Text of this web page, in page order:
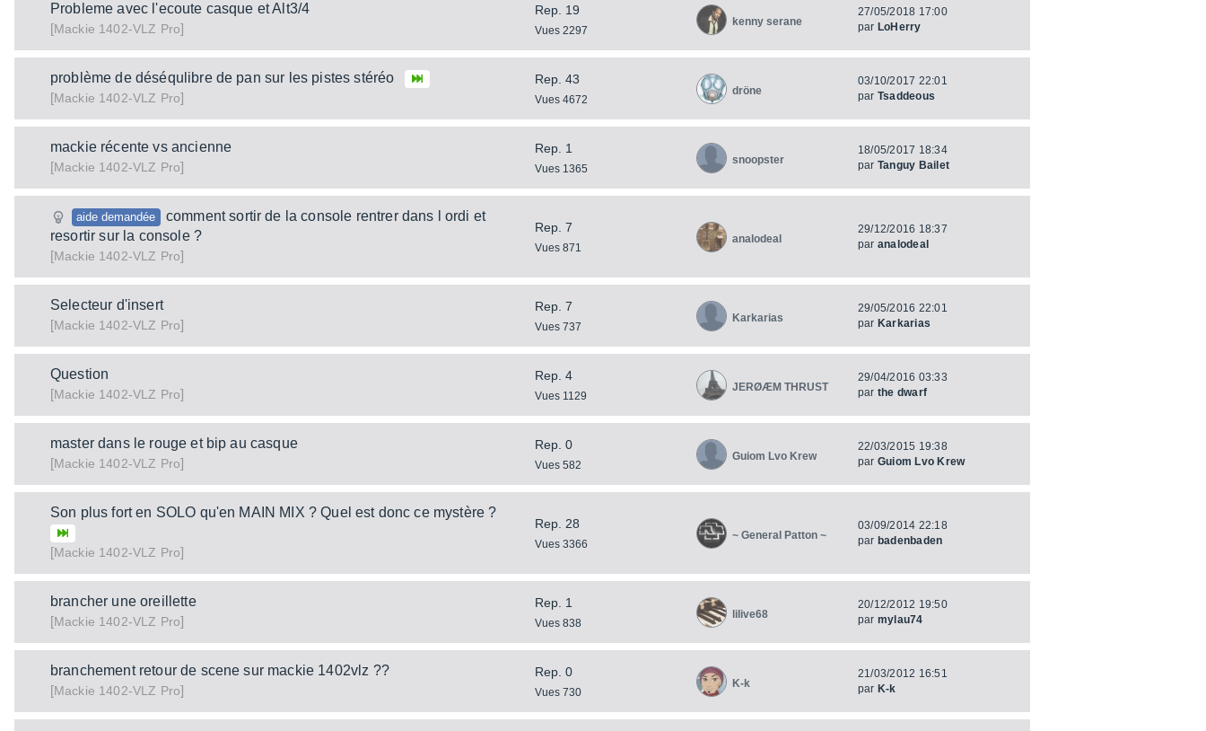
Probleme avec l'ecoute casque et Alt3/4
[Mackie 1402-VLZ Pro]
Rep. 19
Vues 2297
kenny serane
27/05/2018 17:00
par LoHerry
problème de déséqulibre de pan sur les pistes stéréo
[Mackie 1402-VLZ Pro]
Rep. 43
Vues 4672
dröne
03/10/2017 22:01
par Tsaddeous
mackie récente vs ancienne
[Mackie 1402-VLZ Pro]
Rep. 1
Vues 1365
snoopster
18/05/2017 18:34
par Tanguy Bailet
aide demandée
comment sortir de la console rentrer dans l ordi et
resortir sur la console ?
[Mackie 1402-VLZ Pro]
Rep. 7
Vues 871
analodeal
29/12/2016 18:37
par analodeal
Selecteur d'insert
[Mackie 1402-VLZ Pro]
Rep. 7
Vues 737
Karkarias
29/05/2016 22:01
par Karkarias
Question
[Mackie 1402-VLZ Pro]
Rep. 4
Vues 1129
JERØÆM THRUST
29/04/2016 03:33
par the dwarf
master dans le rouge et bip au casque
[Mackie 1402-VLZ Pro]
Rep. 0
Vues 582
Guiom Lvo Krew
22/03/2015 19:38
par Guiom Lvo Krew
Son plus fort en SOLO qu'en MAIN MIX ? Quel est donc ce mystère ?
[Mackie 1402-VLZ Pro]
Rep. 28
Vues 3366
~ General Patton ~
03/09/2014 22:18
par badenbaden
brancher une oreillette
[Mackie 1402-VLZ Pro]
Rep. 1
Vues 838
lilive68
20/12/2012 19:50
par mylau74
branchement retour de scene sur mackie 1402vlz ??
[Mackie 1402-VLZ Pro]
Rep. 0
Vues 730
K-k
21/03/2012 16:51
par K-k